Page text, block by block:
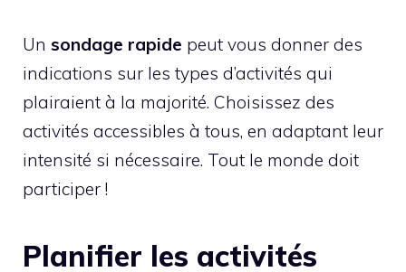
Un sondage rapide peut vous donner des
indications sur les types d’activités qui
plairaient à la majorité. Choisissez des
activités accessibles à tous, en adaptant leur
intensité si nécessaire. Tout le monde doit
participer !
Planifier les activités